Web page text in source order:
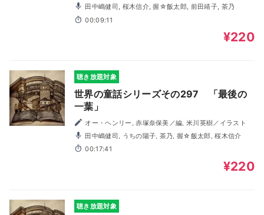
田中嶋健司, 桜木信介, 握☆飯太郎, 前田靖子, 茶乃
00:09:11
¥220
聴き放題対象
世界の童話シリーズその297 「最後の
一葉」
オー・ヘンリー, 赤塚奈保美／編, 米川英樹／イラスト
田中嶋健司, うちの陽子, 茶乃, 握☆飯太郎, 桜木信介
00:17:41
¥220
聴き放題対象